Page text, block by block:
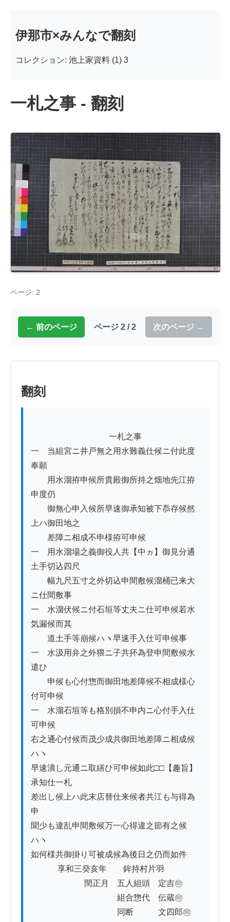
伊那市×みんなで翻刻
コレクション: 池上家資料 (1) 3
一札之事 - 翻刻
ページ: 2
← 前のページ ページ 2 / 2 次のページ →
翻刻
一　当組宮ニ井戸無之用水難義仕候ニ付此度
奉願
用水溜拵申候所貴殿御所持之畑地先江拵
申度仍
御無心申入候所早速御承知被下忝存候然
上ハ御田地之
差障ニ相成不申様拵可申候
一　用水溜場之義御役人共【中ヵ】御見分通
土手切込四尺
幅九尺五寸之外切込申間敷候溜桶已来大
ニ仕間敷事
一　水溜伏候ニ付石垣等丈夫ニ仕可申候若水
気漏候而其
道土手等崩候ハヽ早速手入仕可申候事
一　水汲用弁之外猥ニ子共抔為登申間敷候水
遣ひ
申候も心付惣而御田地差障候不相成様心
付可申候
一　水溜石垣等も格別損不申内ニ心付手入仕
可申候
右之通心付候而茂少成共御田地差障ニ相成候
ハヽ
早速潰し元通ニ取繕ひ可申候如此□□【趣旨】
承知仕一札
差出し候上ハ此末店替仕来候者共江も与得為
申
聞少も違乱申間敷候万一心得違之節有之候
ハヽ
如何様共御掛り可被成候為後日之仍而如件
享和三癸亥年　　鉾持村片羽
閏正月　五人組頭　定吉㊞
組合惣代　伝蔵㊞
同断　　　文四郎㊞